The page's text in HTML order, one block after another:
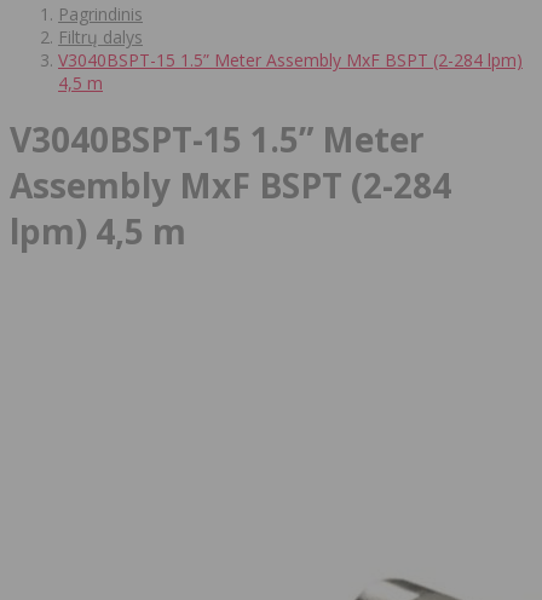
Pagrindinis
Filtrų dalys
V3040BSPT-15 1.5” Meter Assembly MxF BSPT (2-284 lpm)
4,5 m
V3040BSPT-15 1.5” Meter
Assembly MxF BSPT (2-284
lpm) 4,5 m